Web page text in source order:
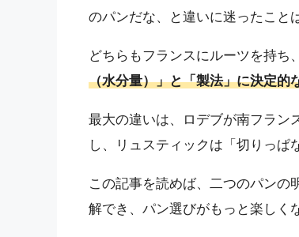
のパンだな、と違いに迷ったこと
どちらもフランスにルーツを持ち
（水分量）」と「製法」に決定的
最大の違いは、ロデブが南フラン
し、リュスティックは「切りっぱ
この記事を読めば、二つのパンの
解でき、パン選びがもっと楽しく